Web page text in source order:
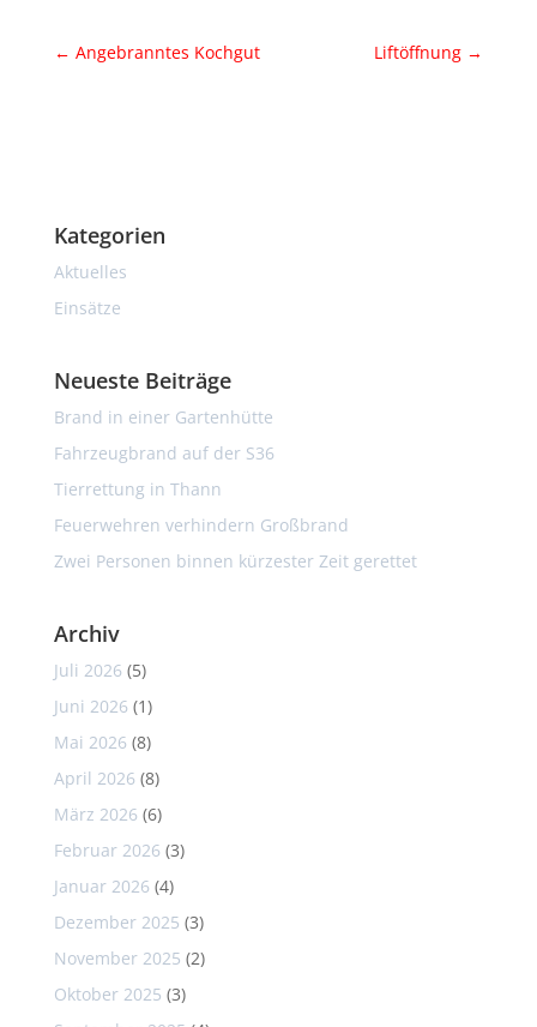
← Angebranntes Kochgut Liftöffnung →
Kategorien
Aktuelles
Einsätze
Neueste Beiträge
Brand in einer Gartenhütte
Fahrzeugbrand auf der S36
Tierrettung in Thann
Feuerwehren verhindern Großbrand
Zwei Personen binnen kürzester Zeit gerettet
Archiv
Juli 2026 (5)
Juni 2026 (1)
Mai 2026 (8)
April 2026 (8)
März 2026 (6)
Februar 2026 (3)
Januar 2026 (4)
Dezember 2025 (3)
November 2025 (2)
Oktober 2025 (3)